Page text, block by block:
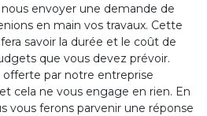
envoyer une demande de
en main vos travaux. Cette
savoir la durée et le coût de
que vous devez prévoir.
par notre entreprise
cela ne vous engage en rien. En
vous ferons parvenir une réponse